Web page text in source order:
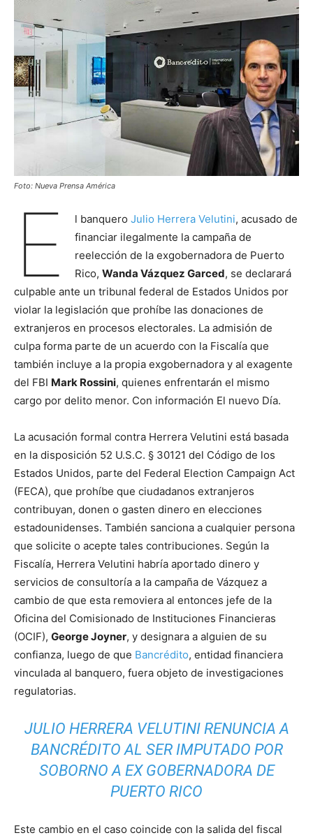
Foto: Nueva Prensa América
E l banquero Julio Herrera Velutini, acusado de
financiar ilegalmente la campaña de
reelección de la exgobernadora de Puerto
Rico, Wanda Vázquez Garced, se declarará
culpable ante un tribunal federal de Estados Unidos por
violar la legislación que prohíbe las donaciones de
extranjeros en procesos electorales. La admisión de
culpa forma parte de un acuerdo con la Fiscalía que
también incluye a la propia exgobernadora y al exagente
del FBI Mark Rossini, quienes enfrentarán el mismo
cargo por delito menor. Con información El nuevo Día.
La acusación formal contra Herrera Velutini está basada
en la disposición 52 U.S.C. § 30121 del Código de los
Estados Unidos, parte del Federal Election Campaign Act
(FECA), que prohíbe que ciudadanos extranjeros
contribuyan, donen o gasten dinero en elecciones
estadounidenses. También sanciona a cualquier persona
que solicite o acepte tales contribuciones. Según la
Fiscalía, Herrera Velutini habría aportado dinero y
servicios de consultoría a la campaña de Vázquez a
cambio de que esta removiera al entonces jefe de la
Oficina del Comisionado de Instituciones Financieras
(OCIF), George Joyner, y designara a alguien de su
confianza, luego de que Bancrédito, entidad financiera
vinculada al banquero, fuera objeto de investigaciones
regulatorias.
JULIO HERRERA VELUTINI RENUNCIA A
BANCRÉDITO AL SER IMPUTADO POR
SOBORNO A EX GOBERNADORA DE
PUERTO RICO
Este cambio en el caso coincide con la salida del fiscal